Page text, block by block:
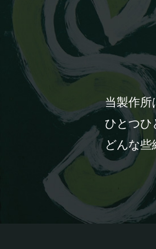
当製作所
ひとつひ
どんな些